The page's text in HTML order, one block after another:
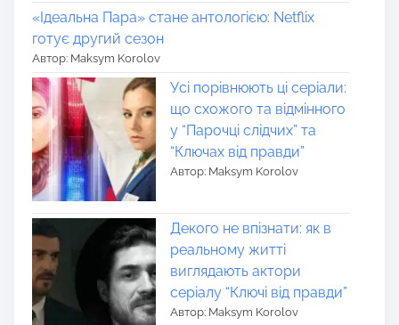
«Ідеальна Пара» стане антологією: Netflix
готує другий сезон
Автор: Maksym Korolov
Усі порівнюють ці серіали:
що схожого та відмінного
у “Парочці слідчих” та
“Ключах від правди”
Автор: Maksym Korolov
Декого не впізнати: як в
реальному житті
виглядають актори
серіалу “Ключі від правди”
Автор: Maksym Korolov